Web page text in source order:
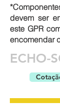
devem ser
este GPR
encomendar
ECHO-